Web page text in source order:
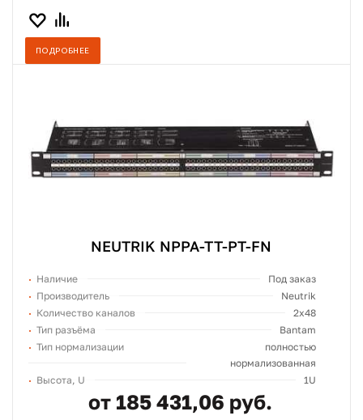
ПОДРОБНЕЕ
NEUTRIK NPPA-TT-PT-FN
Наличие
Под заказ
Производитель
Neutrik
Количество каналов
2x48
Тип разъёма
Bantam
Тип нормализации
полностью
нормализованная
Высота, U
1U
от 185 431,06 руб.